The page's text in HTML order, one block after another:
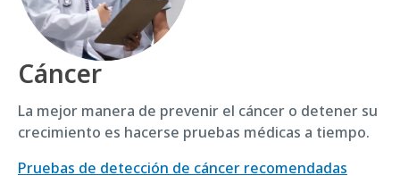
Cáncer
La mejor manera de prevenir el cáncer o detener su
crecimiento es hacerse pruebas médicas a tiempo.
Pruebas de detección de cáncer recomendadas